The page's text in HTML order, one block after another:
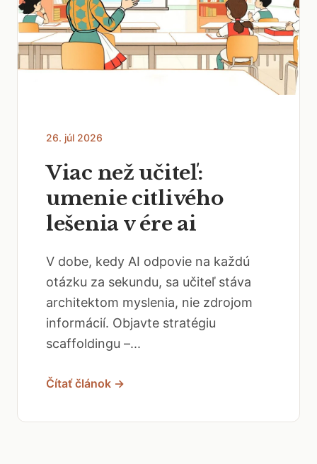
26. júl 2026
Viac než učiteľ:
umenie citlivého
lešenia v ére ai
V dobe, kedy AI odpovie na každú
otázku za sekundu, sa učiteľ stáva
architektom myslenia, nie zdrojom
informácií. Objavte stratégiu
scaffoldingu –...
Čítať článok →